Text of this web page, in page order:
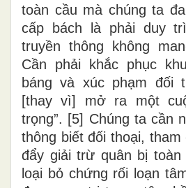
toàn cầu mà chúng ta
cấp bách là phải duy
truyền thông không
Cần phải khắc phục
báng và xúc phạm đối
[thay vì] mở ra một
trọng”. [5] Chúng ta cần
thông biết đối thoại,
đẩy giải trừ quân bị
loại bỏ chứng rối loạn